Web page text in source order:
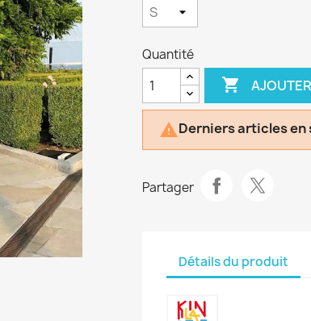
Quantité

Derniers articles en
Partager
Détails du produit